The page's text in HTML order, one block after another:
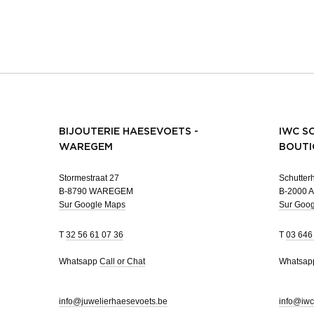
BIJOUTERIE HAESEVOETS -
WAREGEM
Stormestraat 27
B-8790 WAREGEM
Sur Google Maps
T 32 56 61 07 36
Whatsapp Call or Chat
info@juwelierhaesevoets.be
IWC
B-2000
Sur
T 03 646